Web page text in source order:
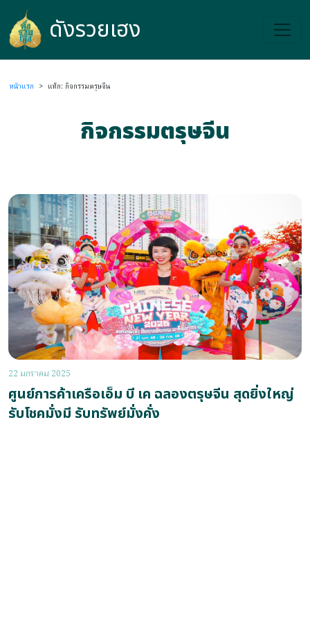
ดังรวยเฮง
ดังรวยเฮง
หน้าแรก > แท็ก: กิจกรรมตรุษจีน
กิจกรรมตรุษจีน
22 มกราคม 2025
ศูนย์การค้าเครือเอ็ม บี เค ฉลองตรุษจีน สุดยิ่งใหญ่
รับโชคมั่งมี รับทรัพย์มั่งคั่ง